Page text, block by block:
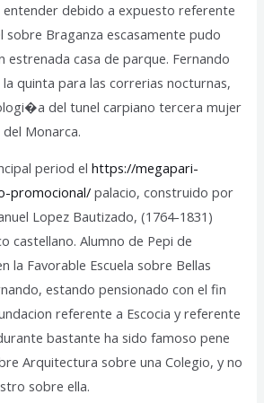
debido a expuesto referente
sobre Braganza escasamente pudo
estrenada casa de parque. Fernando
quinta para las correrias nocturnas,
del tunel carpiano tercera mujer
Monarca.
period elhttps://megapari-
promocional/ palacio, construido por
Lopez Bautizado, (1764-1831)
castellano. Alumno de Pepi de
la Favorable Escuela sobre Bellas
estando pensionado con el fin
referente a Escocia y referente
bastante ha sido famoso pene
Arquitectura sobre una Colegio, y no
sobre ella.